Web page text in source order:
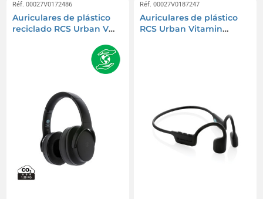
Réf. 00027V0172486
Auriculares de plástico
reciclado RCS Urban V
Réf. 00027V0187247
Auriculares de plástico
RCS Urban Vitamin